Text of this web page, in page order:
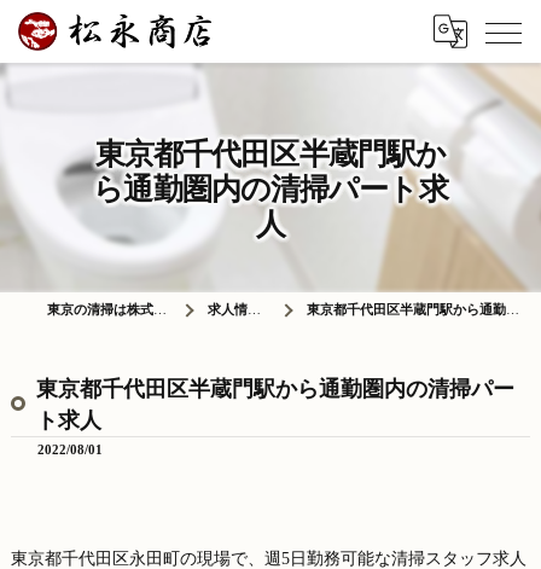
東京都千代田区半蔵門駅か
ら通勤圏内の清掃パート求
人
東京の清掃は株式会社松永商店 求人情報ブログ 東京都千代田区半蔵門駅から通勤圏内の清掃パート求人
東京都千代田区半蔵門駅から通勤圏内の清掃パー
ト求人
2022/08/01
東京都千代田区永田町の現場で、週5日勤務可能な清掃スタッフ求人